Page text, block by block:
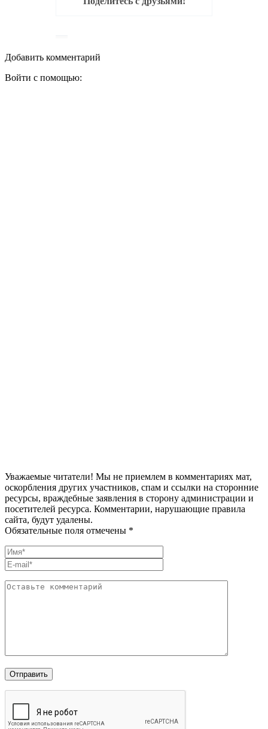
Добавить комментарий
Войти с помощью:
Уважаемые читатели! Мы не приемлем в комментариях мат,
оскорбления других участников, спам и ссылки на сторонние
ресурсы, враждебные заявления в сторону администрации и
посетителей ресурса. Комментарии, нарушающие правила
сайта, будут удалены.
Обязательные поля отмечены *